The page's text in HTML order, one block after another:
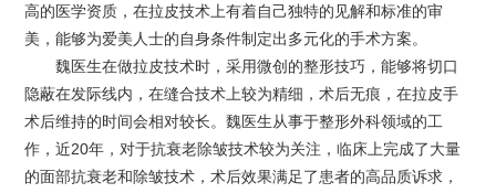
高的医学资质，在拉皮技术上有着自己独特的见解和标准的审
美，能够为爱美人士的自身条件制定出多元化的手术方案。
魏医生在做拉皮技术时，采用微创的整形技巧，能够将切口
隐蔽在发际线内，在缝合技术上较为精细，术后无痕，在拉皮手
术后维持的时间会相对较长。魏医生从事于整形外科领域的工
作，近20年，对于抗衰老除皱技术较为关注，临床上完成了大量
的面部抗衰老和除皱技术，术后效果满足了患者的高品质诉求，